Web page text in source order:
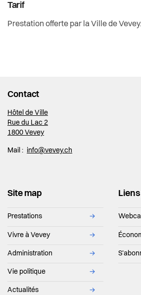
Tarif
Prestation offerte par la Ville de Vevey.
Contact
Hôtel de Ville
Rue du Lac 2
1800 Vevey
Mail : info@vevey.ch
Site map
Prestations →
Vivre à Vevey →
Administration →
Vie politique →
Actualités →